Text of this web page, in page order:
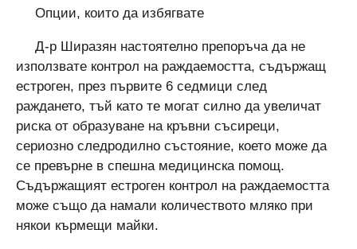
Опции, които да избягвате
Д-р Ширазян настоятелно препоръча да не
използвате контрол на раждаемостта, съдържащ
естроген, през първите 6 седмици след
раждането, тъй като те могат силно да увеличат
риска от образуване на кръвни съсиреци,
сериозно следродилно състояние, което може да
се превърне в спешна медицинска помощ.
Съдържащият естроген контрол на раждаемостта
може също да намали количеството мляко при
някои кърмещи майки.